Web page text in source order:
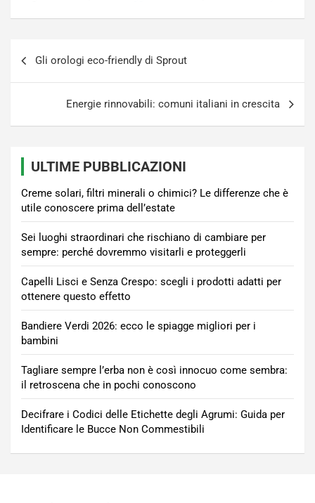
Gli orologi eco-friendly di Sprout
Energie rinnovabili: comuni italiani in crescita
ULTIME PUBBLICAZIONI
Creme solari, filtri minerali o chimici? Le differenze che è
utile conoscere prima dell’estate
Sei luoghi straordinari che rischiano di cambiare per
sempre: perché dovremmo visitarli e proteggerli
Capelli Lisci e Senza Crespo: scegli i prodotti adatti per
ottenere questo effetto
Bandiere Verdi 2026: ecco le spiagge migliori per i
bambini
Tagliare sempre l’erba non è così innocuo come sembra:
il retroscena che in pochi conoscono
Decifrare i Codici delle Etichette degli Agrumi: Guida per
Identificare le Bucce Non Commestibili